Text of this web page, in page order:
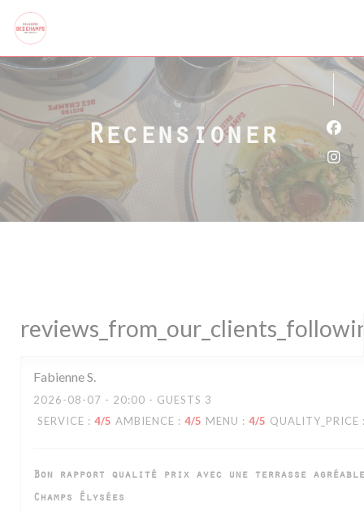
Cookie- hanteringspanel
Recensioner
FabienneS
2026-08-07 - 20:00 - GUESTS 3
SERVICE : 4/5 AMBIENCE : 4/5 MENU : 4/5 QUALITY_PRICE
Bon rapport qualité prix avec une terrasse
Champs Élysées